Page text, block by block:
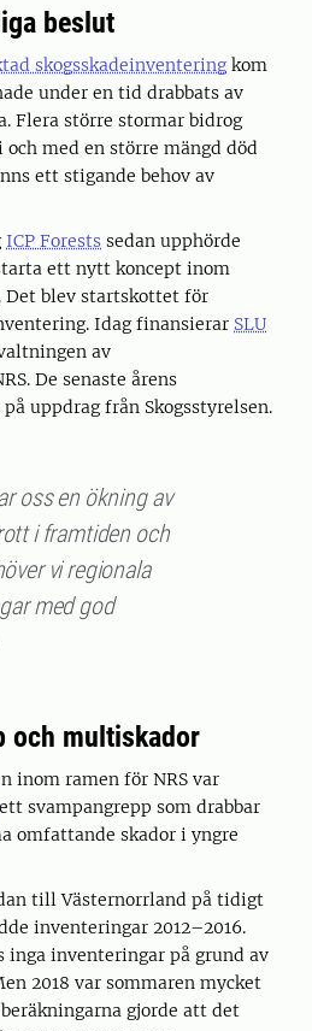
beslut
skogsskadeinventeringkom
under en tid drabbats av
Flera större stormar bidrog
med en större mängd död
ett stigande behov av
ICP Forests sedan upphörde
ett nytt koncept inom
Det blev startskottet för
Idag finansierar SLU
av
De senaste årens
uppdrag från Skogsstyrelsen.
oss en ökning av
i framtiden och
vi regionala
med god
och multiskador
inom ramen för NRS var
svampangrepp som drabbar
omfattande skador i yngre
till Västernorrland på tidigt
inventeringar 2012–2016.
inga inventeringar på grund av
2018 var sommaren mycket
gjorde att det